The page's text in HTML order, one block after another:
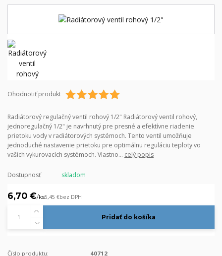
Ohodnotiť produkt
Radiátorový regulačný ventil rohový 1/2" Radiátorový ventil rohový,
jednoregulačný 1/2" je navrhnutý pre presné a efektívne riadenie
prietoku vody v radiátorových systémoch. Tento ventil umožňuje
jednoduché nastavenie prietoku pre optimálnu reguláciu teploty vo
vašich vykurovacích systémoch. Vlastno... celý popis
Dostupnosť skladom
6,70 €/ks5,45 €bez DPH
Pridať do košíka
Číslo produktu:
40712